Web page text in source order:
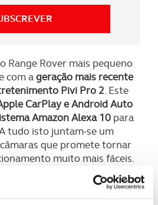
Range Rover mais pequeno
com ageração mais recente
Pivi Pro 2. Este
CarPlay e Android Auto
Amazon Alexa 10 para
tudo isto juntam-se um
que promete tornar
muito mais fáceis.